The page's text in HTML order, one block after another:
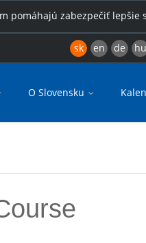
pomáhajú zabezpečiť lepšie
sk en de hu
O Slovensku